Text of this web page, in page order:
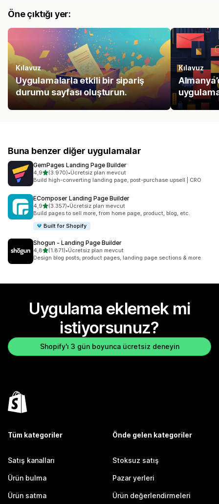
Öne çıktığı yer:
Kılavuz
Uygulamalarla etkili bir sipariş
durumu sayfası oluşturun.
Kılavuz
Buna benzer diğer uygulamalar
GemPages Landing Page Builder
4,95 yıldız üzerinden
(3.970)
toplam 3970 değerlendirme
•Ücretsiz plan mevcut
Build high-converting landing page, post-purchase upsell | CRO
EComposer Landing Page Builder
4,95 yıldız üzerinden
(3.357)
toplam 3357 değerlendirme
•Ücretsiz plan mevcut
Build pages to sell more, from home page, product, blog, etc.
Built for Shopify
Shogun ‑ Landing Page Builder
4,85 yıldız üzerinden
(1.871)
toplam 1871 değerlendirme
•Ücretsiz plan mevcut
Design blog posts, product pages, landing page sections & more
Uygulama eklemek mi
istiyorsunuz?
Shopify'ı 3 gün boyunca ücretsiz deneyin
Tüm kategoriler
Satış kanalları
Ürün bulma
Ürün satma
Önde gelen kategoriler
Stoksuz satış
Pazar yerleri
Ürün değerlendirmeleri